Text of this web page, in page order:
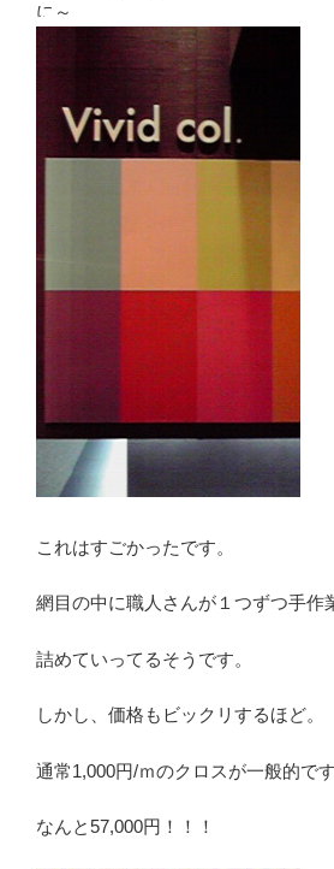
に～
これはすごかったです。
網目の中に職人さんが１つずつ手作
詰めていってるそうです。
しかし、価格もビックリするほど。
通常1,000円/ｍのクロスが一般的です
なんと57,000円！！！